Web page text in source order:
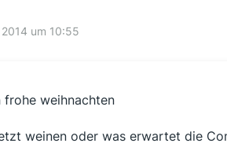
um 10:55
frohe weihnachten
weinen oder was erwartet die